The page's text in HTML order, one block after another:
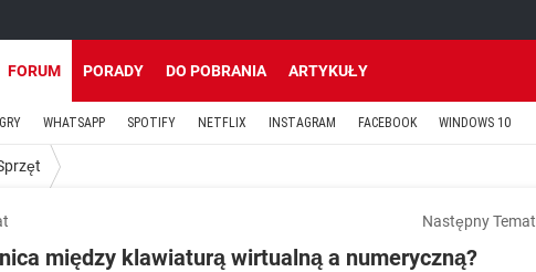
FORUM PORADY DO POBRANIA ARTYKUŁY
GRY WHATSAPP SPOTIFY NETFLIX INSTAGRAM FACEBOOK WINDOWS 10
Następny Temat
między klawiaturą wirtualną a numeryczną?